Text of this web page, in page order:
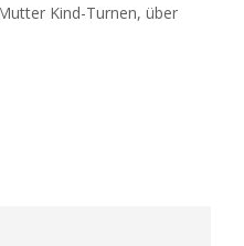
Kind-Turnen, über